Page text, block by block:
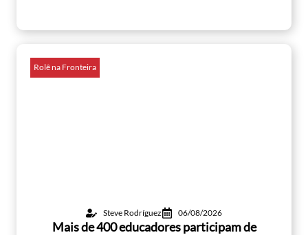
Rolê na Fronteira
Steve Rodríguez 06/08/2026
Mais de 400 educadores participam de